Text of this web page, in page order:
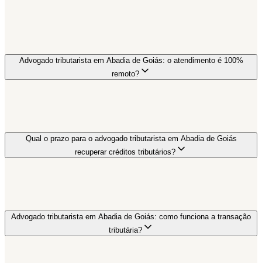
Advogado tributarista em Abadia de Goiás: o atendimento é 100%
remoto?
Qual o prazo para o advogado tributarista em Abadia de Goiás
recuperar créditos tributários?
Advogado tributarista em Abadia de Goiás: como funciona a transação
tributária?